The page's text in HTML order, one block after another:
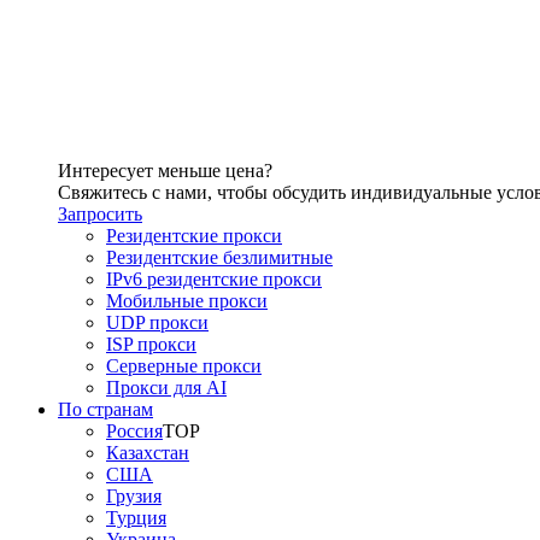
Интересует меньше цена?
Свяжитесь с нами, чтобы обсудить индивидуальные
Запросить
Резидентские прокси
Резидентские безлимитные
IPv6 резидентские прокси
Мобильные прокси
UDP прокси
ISP прокси
Серверные прокси
Прокси для AI
По странам
РоссияTOP
Казахстан
США
Грузия
Турция